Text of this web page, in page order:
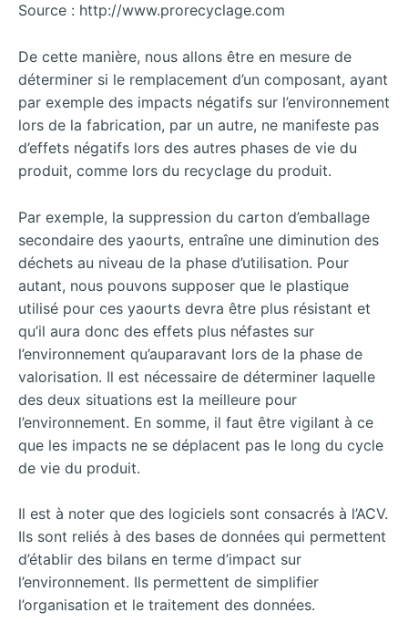
Source : http://www.prorecyclage.com
De cette manière, nous allons être en mesure de
déterminer si le remplacement d’un composant, ayant
par exemple des impacts négatifs sur l’environnement
lors de la fabrication, par un autre, ne manifeste pas
d’effets négatifs lors des autres phases de vie du
produit, comme lors du recyclage du produit.
Par exemple, la suppression du carton d’emballage
secondaire des yaourts, entraîne une diminution des
déchets au niveau de la phase d’utilisation. Pour
autant, nous pouvons supposer que le plastique
utilisé pour ces yaourts devra être plus résistant et
qu’il aura donc des effets plus néfastes sur
l’environnement qu’auparavant lors de la phase de
valorisation. Il est nécessaire de déterminer laquelle
des deux situations est la meilleure pour
l’environnement. En somme, il faut être vigilant à ce
que les impacts ne se déplacent pas le long du cycle
de vie du produit.
Il est à noter que des logiciels sont consacrés à l’ACV.
Ils sont reliés à des bases de données qui permettent
d’établir des bilans en terme d’impact sur
l’environnement. Ils permettent de simplifier
l’organisation et le traitement des données.